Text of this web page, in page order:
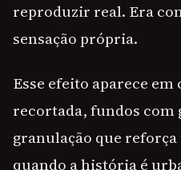
reproduzir real. Era
sensação própria.
Esse efeito aparece em
recortada, fundos com
granulação que
quando a história é